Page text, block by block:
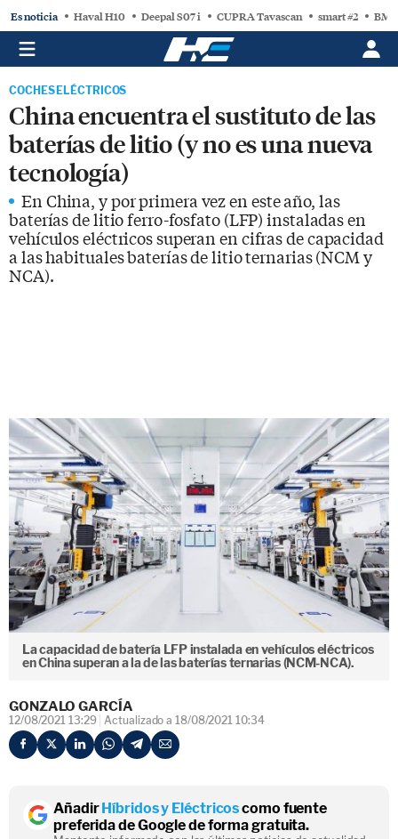
Es noticia Haval H10 Deepal S07 i CUPRA Tavascan smart #2
COCHES ELÉCTRICOS
China encuentra el sustituto de las
baterías de litio (y no es una nueva
tecnología)
En China, y por primera vez en este año, las
baterías de litio ferro-fosfato (LFP) instaladas en
vehículos eléctricos superan en cifras de capacidad
a las habituales baterías de litio ternarias (NCM y
NCA).
La capacidad de batería LFP instalada en vehículos eléctricos
en China superan a la de las baterías ternarias (NCM-NCA).
GONZALO GARCÍA
12/08/2021 13:29 Actualizado a 18/08/2021 10:34
AñadirHíbridos y Eléctricoscomo fuente
preferida de Google de forma gratuita.